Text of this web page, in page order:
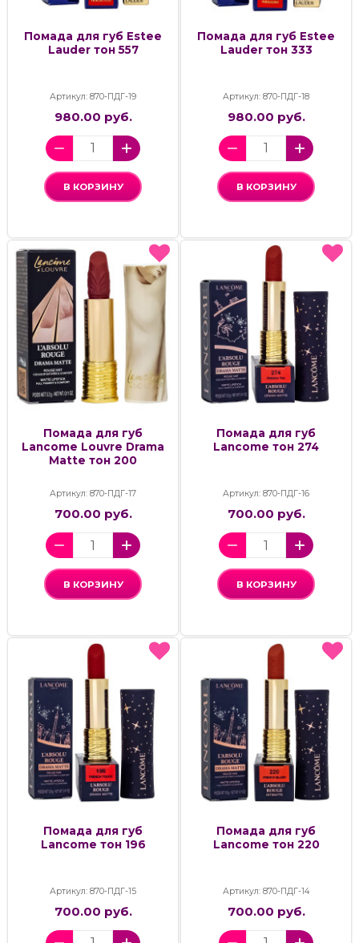
Помада для губ Estee
Lauder тон 557
Артикул: 870-ПДГ-19
980.00 руб.
В КОРЗИНУ
Помада для губ Estee
Lauder тон 333
Артикул: 870-ПДГ-18
980.00 руб.
В КОРЗИНУ
Помада для губ
Lancome Louvre Drama
Matte тон 200
Артикул: 870-ПДГ-17
700.00 руб.
В КОРЗИНУ
Помада для губ
Lancome тон 274
Артикул: 870-ПДГ-16
700.00 руб.
В КОРЗИНУ
Помада для губ
Lancome тон 196
Артикул: 870-ПДГ-15
700.00 руб.
Помада для губ
Lancome тон 220
Артикул: 870-ПДГ-14
700.00 руб.